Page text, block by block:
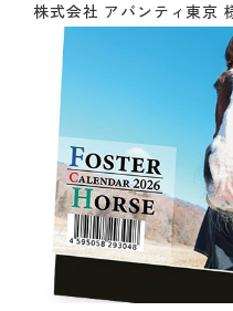
株式会社 アバンティ東京